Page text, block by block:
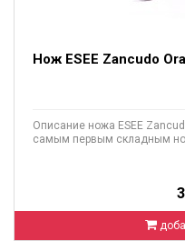
Нож ESEE Zancudo
Описание ножа ESEE
самым первым складным